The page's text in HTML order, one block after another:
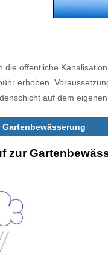
die öffentliche
erhoben.
auf dem
zur